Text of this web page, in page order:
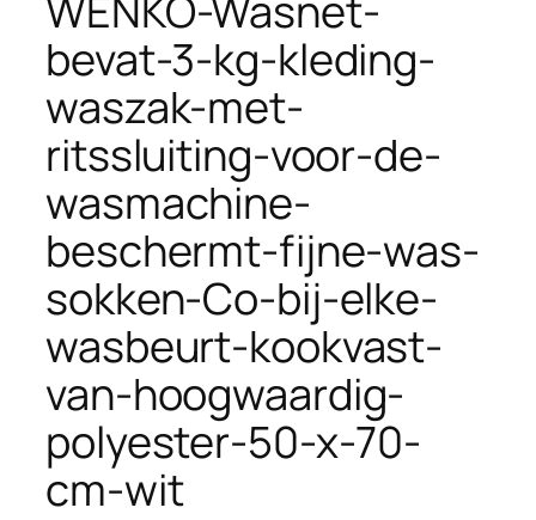
bevat-3-kg-kleding-
waszak-met-
ritssluiting-voor-de-
wasmachine-
beschermt-fijne-was-
sokken-Co-bij-elke-
wasbeurt-kookvast-
van-hoogwaardig-
polyester-50-x-70-
cm-wit